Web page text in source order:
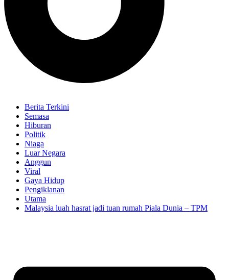
Berita Terkini
Semasa
Hiburan
Politik
Niaga
Luar Negara
Anggun
Viral
Gaya Hidup
Pengiklanan
Utama
Malaysia luah hasrat jadi tuan rumah Piala Dunia – TPM